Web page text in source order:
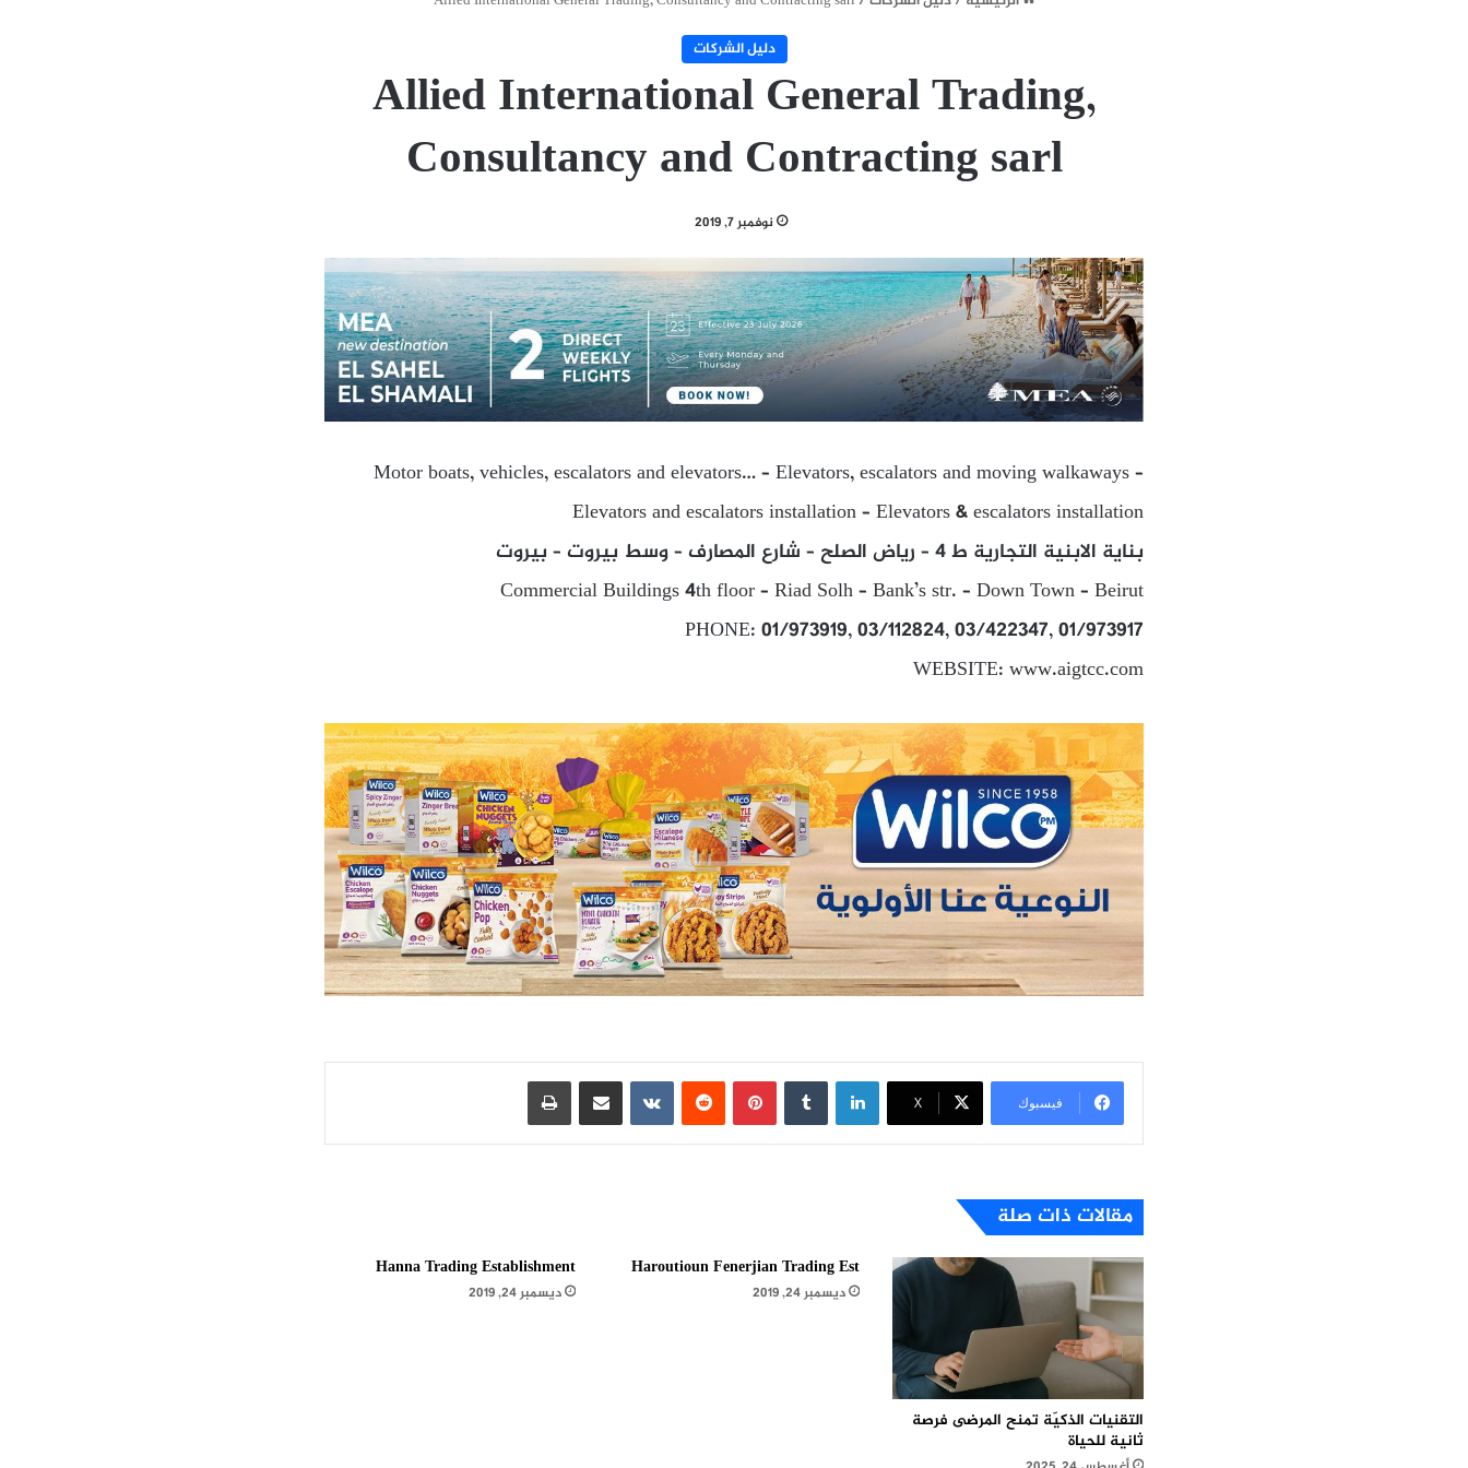
دليل الشركات
Allied International General Trading,
Consultancy and Contracting sarl
نوفمبر 7, 2019
Motor boats, vehicles, escalators and elevators… – Elevators, escalators and moving walkaways –
Elevators and escalators installation – Elevators & escalators installation
بناية الابنية التجارية ط 4 – رياض الصلح – شارع المصارف – وسط بيروت – بيروت
Commercial Buildings 4th floor – Riad Solh – Bank’s str. – Down Town – Beirut
PHONE: 01/973919, 03/112824, 03/422347, 01/973917
WEBSITE: www.aigtcc.com
فيسبوك X
لينكدإن بينتيريست مشاركة عبر البريد طباعة
مقالات ذات صلة
التقنيات الذكيّة تمنح المرضى فرصة
ثانية للحياة
Haroutioun Fenerjian Trading Est
ديسمبر 24, 2019
Hanna Trading Establishment
ديسمبر 24, 2019